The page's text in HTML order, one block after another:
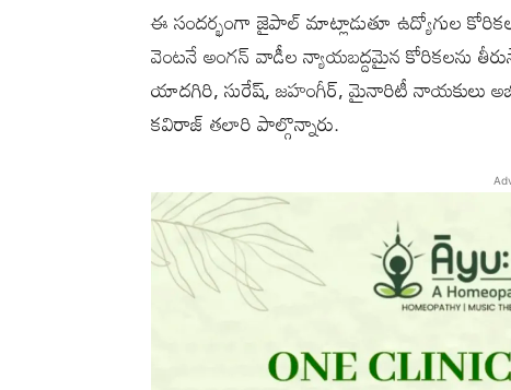
ఈ సందర్భంగా జైపాల్ మాట్లాడుతూ ఉద్యోగుల
వెంటనే అంగన్ వాడీల న్యాయబద్దమైన కోరికలను
యాదగిరి, సురేష్, జహంగీర్, మైనారిటీ నాయకులు
కవిరాజ్ తలారి పాల్గొన్నారు.